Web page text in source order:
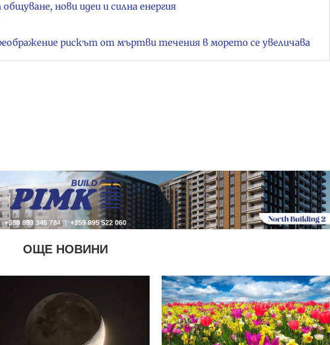
нови идеи и силна енергия
рискът от мъртви течения в морето се увеличава
ОЩЕ НОВИНИ